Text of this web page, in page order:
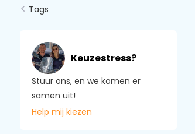
Tags
Keuzestress?
Stuur ons, en we komen er
samen uit!
Help mij kiezen